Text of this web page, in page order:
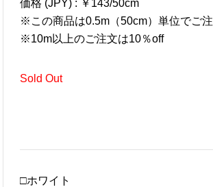
価格 (JPY) : ￥143/50cm
※この商品は0.5m（50cm）単位でご注
※10m以上のご注文は10％off
Sold Out
□ホワイト